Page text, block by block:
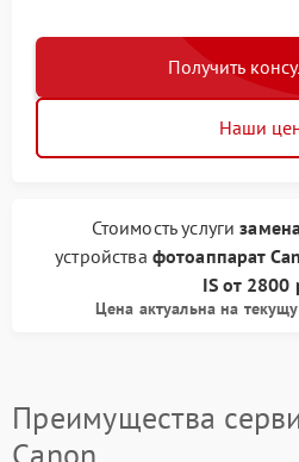
Получить
Наши
Стоимость услуги
устройства фотоаппарат
ISот 2800
Цена актуальна на
Преимущества
Canon